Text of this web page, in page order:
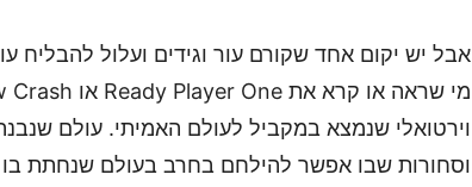
וירטואלי שנמצא במקביל לעולם האמיתי. עולם
וסחורות שבו אפשר להילחם בחרב בעולם שנחתת